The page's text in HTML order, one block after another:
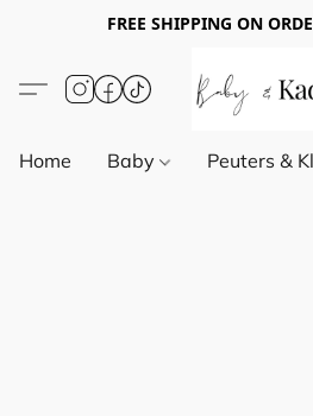
FREE SHIPPING ON
Home Baby Peuters &